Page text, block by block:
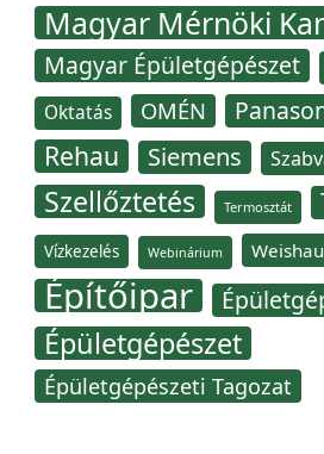
Magyar Mérnöki
Magyar Épületgépészet
Oktatás OMÉN
Rehau Siemens
Szellőztetés Termosztát
Vízkezelés Webinárium
Építőipar
Épületgépészet
Épületgépészeti Tagozat